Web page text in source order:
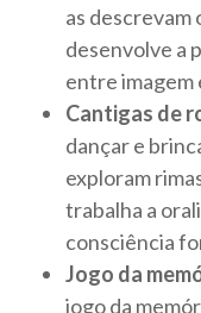
as descrevam
desenvolve a
entre imagem
Cantigas de
dançar e
exploram
trabalha a
consciência
Jogo da
jogo da